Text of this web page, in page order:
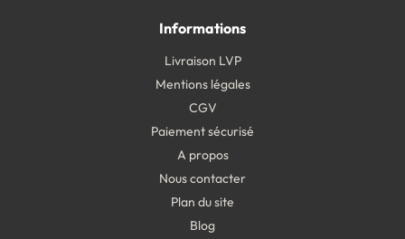
Informations
Livraison LVP
Mentions légales
CGV
Paiement sécurisé
A propos
Nous contacter
Plan du site
Blog